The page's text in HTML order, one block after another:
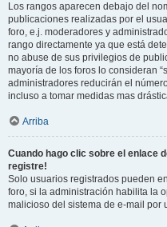
Los rangos aparecen debajo del
publicaciones realizadas por el
foro, e.j. moderadores y
rango directamente ya que está
no abuse de sus privilegios de
mayoría de los foros lo consideran
administradores reducirán el
incluso a tomar medidas mas
Arriba
Cuando hago clic sobre el enlace
registre!
Solo usuarios registrados pueden
foro, si la administración habilita la
malicioso del sistema de e-mail por